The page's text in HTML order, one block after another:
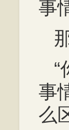
事
“
事
么